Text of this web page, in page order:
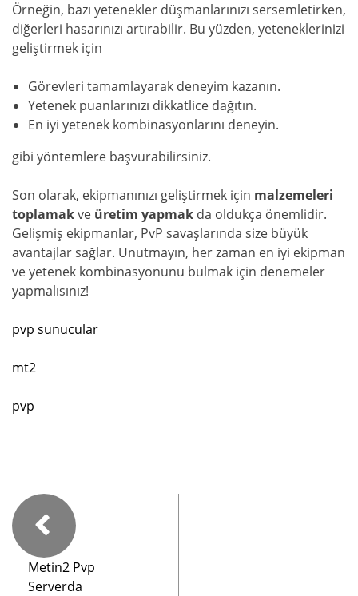
Örneğin, bazı yetenekler düşmanlarınızı sersemletirken,
diğerleri hasarınızı artırabilir. Bu yüzden, yeteneklerinizi
geliştirmek için
Görevleri tamamlayarak deneyim kazanın.
Yetenek puanlarınızı dikkatlice dağıtın.
En iyi yetenek kombinasyonlarını deneyin.
gibi yöntemlere başvurabilirsiniz.
Son olarak, ekipmanınızı geliştirmek için malzemeleri
toplamakve üretim yapmak da oldukça önemlidir.
Gelişmiş ekipmanlar, PvP savaşlarında size büyük
avantajlar sağlar. Unutmayın, her zaman en iyi ekipman
ve yetenek kombinasyonunu bulmak için denemeler
yapmalısınız!
pvp sunucular
mt2
pvp
Metin2 Pvp
Serverda